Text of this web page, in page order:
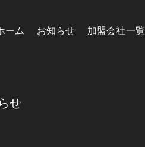
ーム お知らせ 加盟会社一覧
せ